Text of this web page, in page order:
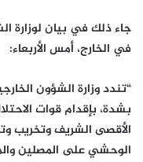
جاء ذلك في بيان لوزارة
في الخارج، أمس الأربعاء:
“تندد وزارة الشؤون
بشدة، بإقدام قوات
الأقصى الشريف وتخريب
الوحشي على المصلين